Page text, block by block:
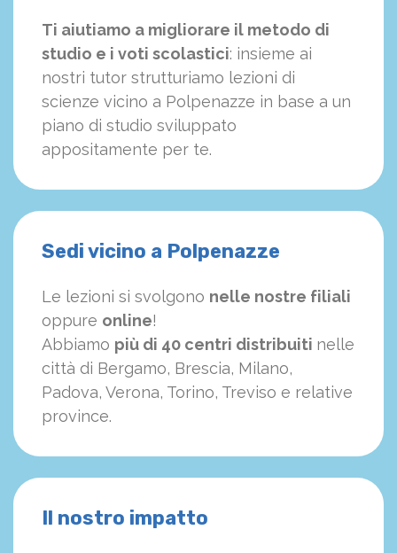
Ti aiutiamo a migliorare il metodo di
studio e i voti scolastici: insieme ai
nostri tutor strutturiamo lezioni di
scienze vicino a Polpenazze in base a un
piano di studio sviluppato
appositamente per te.
Sedi vicino a Polpenazze
Le lezioni si svolgono nelle nostre filiali
oppure online!
Abbiamo più di 40 centri distribuiti nelle
città di Bergamo, Brescia, Milano,
Padova, Verona, Torino, Treviso e relative
province.
Il nostro impatto